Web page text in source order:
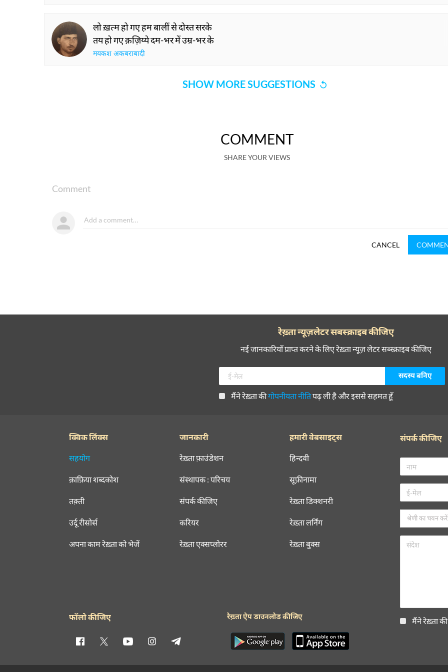
लो ख़त्म हो गए हम बालीं से दोस्त सरके
तय हो गए क़ज़िय्ये दम-भर में उम्र-भर के
मयकश अकबराबादी
SHOW MORE SUGGESTIONS
COMMENT
SHARE YOUR VIEWS
Comment
CANCEL
रेख़्ता न्यूज़लेटर सबस्क्राइब कीजिए
नई जानकारियाँ प्राप्त करने के लिए रेख़्ता न्यूज़ लेटर सब्स्क्राइब कीजिए
मैंने रेख़्ता कीगोपनीयता नीतिपढ़ ली है और इससे सहमत हूँ
क्विक लिंक्स
सहयोग
क़ाफ़िया शब्दकोश
तक़्ती
उर्दू रीसोर्स
अपना काम रेख़्ता को भेजें
जानकारी
रेख़्ता फ़ाउंडेशन
संस्थापक : परिचय
संपर्क कीजिए
करियर
रेख़्ता एक्सप्लोरर
हमारी वेबसाइट्स
हिन्दवी
सूफ़ीनामा
रेख़्ता डिक्शनरी
रेख़्ता लर्निंग
रेख़्ता बुक्स
संपर्क कीजिए
मैंने रेख़्ता
फॉलो कीजिए रेख़्ता ऐप डाउनलोड कीजिए